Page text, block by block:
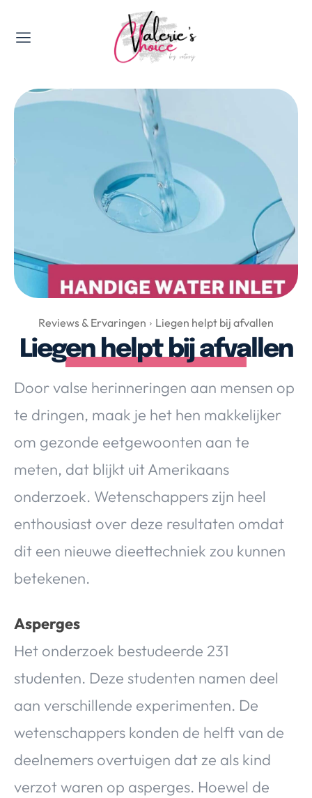
Valerie's Topics
Travel & Culture
Food & Drinks
Happyness & Opmerkelijk
Lifestyle, Sport & Duurzaamheid
Gadgets & Tech
Top 5 van Valerie
Health & Beauty
Nieuws & Media
Over Valerie
Over Valerie
De Top 5
Contact
VALERIE'S CHOICE
Food & Drinks Health & Beauty Gadgets
Huis & Tuin
Travel
Lifestyle
Reviews & Ervaringen Liegen helpt bij afvallen
Liegen helpt bij afvallen
Door valse herinneringen aan mensen op
te dringen, maak je het hen makkelijker
om gezonde eetgewoonten aan te
meten, dat blijkt uit Amerikaans
onderzoek. Wetenschappers zijn heel
enthousiast over deze resultaten omdat
dit een nieuwe dieettechniek zou kunnen
betekenen.
Asperges
Het onderzoek bestudeerde 231
studenten. Deze studenten namen deel
aan verschillende experimenten. De
wetenschappers konden de helft van de
deelnemers overtuigen dat ze als kind
verzot waren op asperges. Hoewel de